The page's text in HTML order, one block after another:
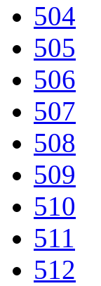
504
505
506
507
508
509
510
511
512